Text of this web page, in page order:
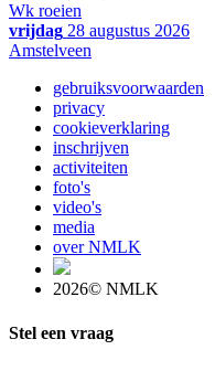
Wk roeien
vrijdag 28 augustus 2026
Amstelveen
gebruiksvoorwaarden
privacy
cookieverklaring
inschrijven
activiteiten
foto's
video's
media
over NMLK
2026© NMLK
Stel een vraag